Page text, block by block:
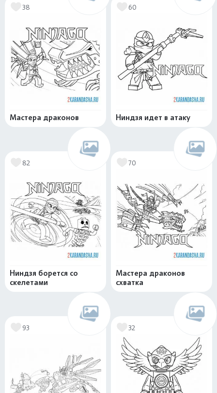
38
Мастера драконов
60
Ниндзя идет в атаку
82
Ниндзя борется со
скелетами
70
Мастера драконов
схватка
93 32